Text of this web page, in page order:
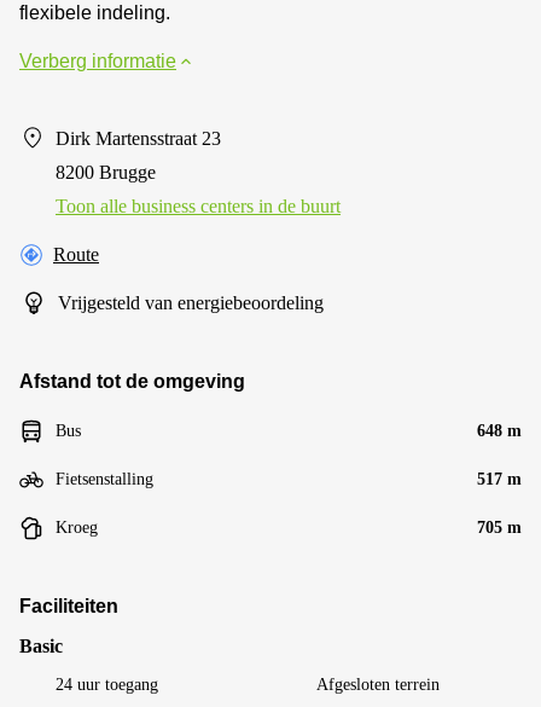
flexibele indeling.
Verberg informatie
Dirk Martensstraat 23
8200 Brugge
Toon alle business centers in de buurt
Route
Vrijgesteld van energiebeoordeling
Afstand tot de omgeving
Bus 648 m
Fietsenstalling 517 m
Kroeg 705 m
Faciliteiten
Basic
24 uur toegang Afgesloten terrein